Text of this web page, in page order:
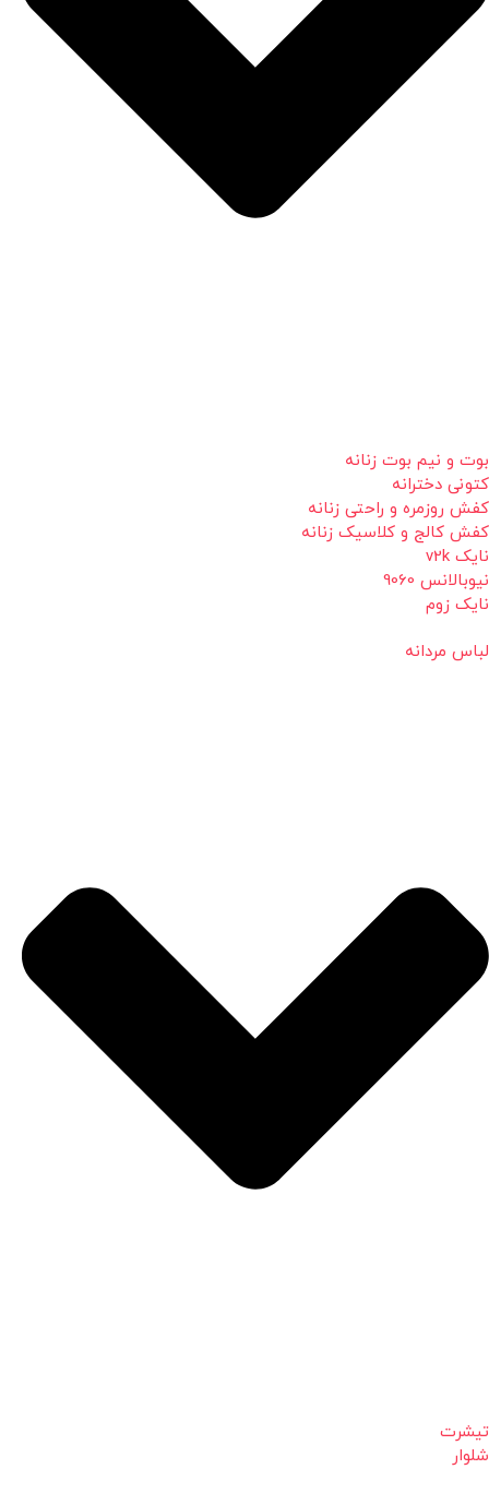
بوت و نیم بوت زنانه
کتونی دخترانه
کفش روزمره و راحتی زنانه
کفش کالج و کلاسیک زنانه
نایک v2k
نیوبالانس 9060
نایک زوم
لباس مردانه
تیشرت
شلوار